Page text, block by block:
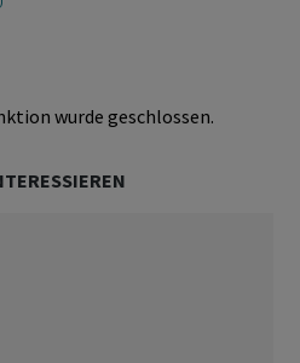
wurde geschlossen.